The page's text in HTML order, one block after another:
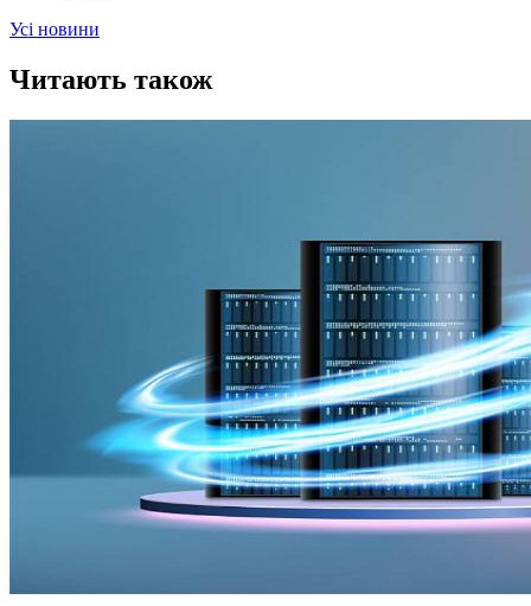
Усi новини
Читають також